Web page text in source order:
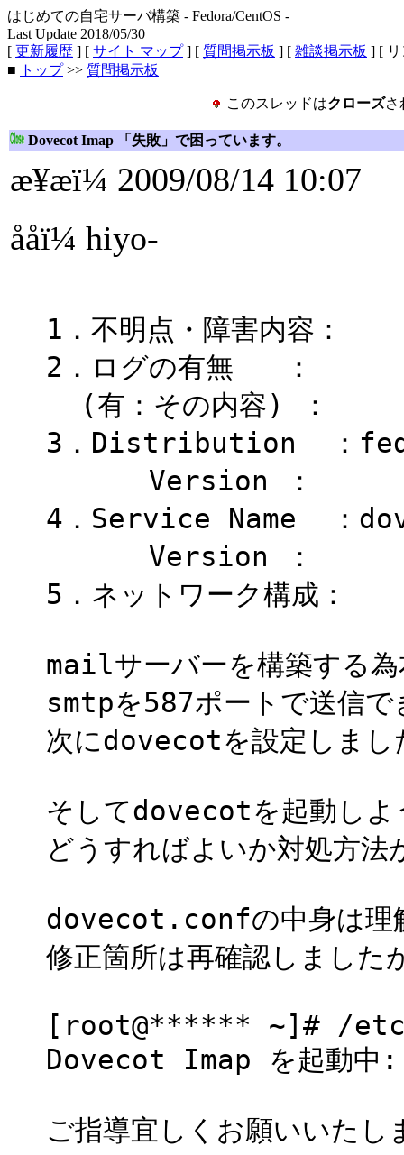
はじめての自宅サーバ構築 - Fedora/CentOS -
Last Update 2018/05/30
[ 更新履歴 ] [ サイト マップ] [ 質問掲示板 ] [ 雑談掲示板 ] [
■
トップ>> 質問掲示板
このスレッドはクローズさ
Dovecot Imap 「失敗」で困っています。
æ¥æï¼ 2009/08/14 10:07
ååï¼ hiyo-
1．不明点・障害内容：
2．ログの有無 ：
(有：その内容) ：
3．Distribution ：
Version ：
4．Service Name ：
Version ：
5．ネットワーク構成：
mailサーバーを構築する
smtpを587ポートで送信で
次にdovecotを設定しまし
そしてdovecotを起動しよ
どうすればよいか対処方法
dovecot.confの中身は理
修正箇所は再確認しました
[root@****** ~]# /
Dovecot
ご指導宜しくお願いいたし